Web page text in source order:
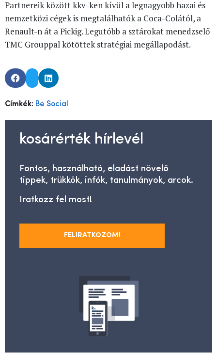
Partnereik között kkv-ken kívül a legnagyobb hazai és
nemzetközi cégek is megtalálhatók a Coca-Colától, a
Renault-n át a Pickig. Legutóbb a sztárokat menedzselő
TMC Grouppal kötöttek stratégiai megállapodást.
Címkék: Be Social
kosárérték hírlevél
Fontos, használható, eladást növelő
tippek, trükkök, infók, tanulmányok, arcok.
Iratkozz fel most!
FELIRATKOZOM!